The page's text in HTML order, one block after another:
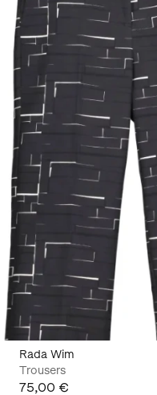
Rada Wim
Trousers
75,00 €